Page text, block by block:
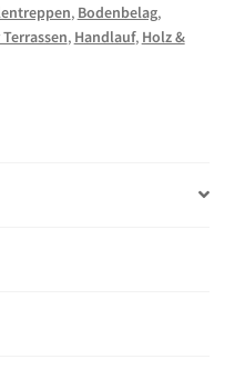
, Bodenbelag,
, Handlauf, Holz &